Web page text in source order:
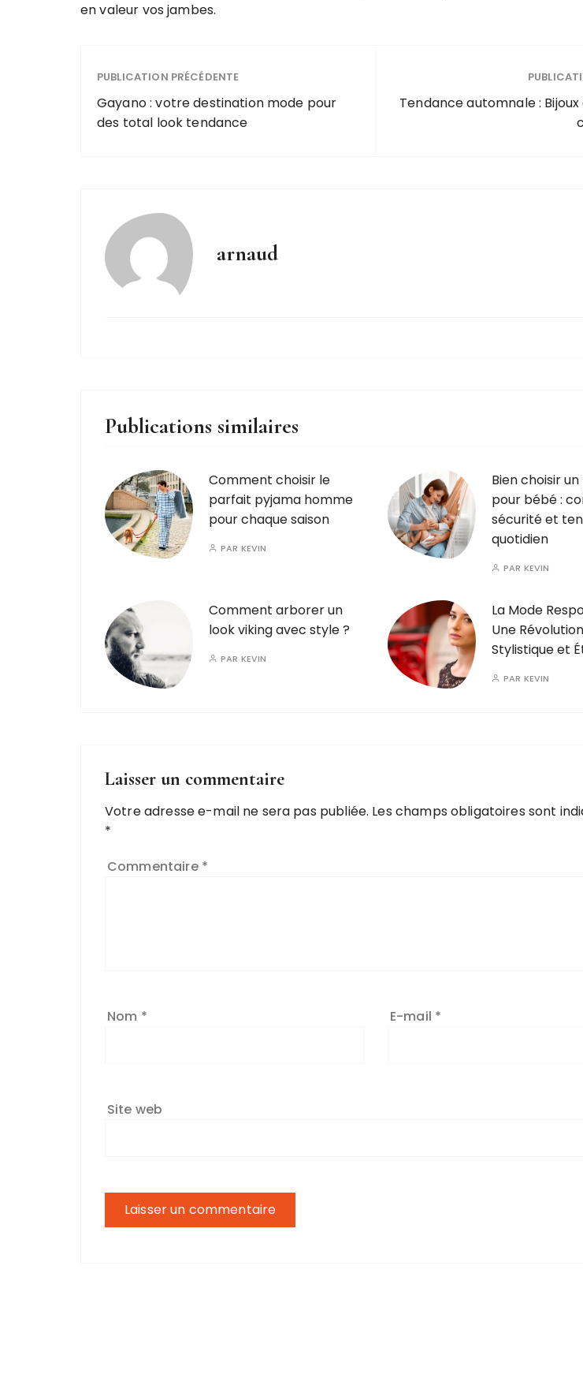
en valeur vos jambes.
PUBLICATION PRÉCÉDENTE
Gayano : votre destination mode pour
des total look tendance
Tendance automnale :
arnaud
Publications similaires
Comment choisir le
parfait pyjama homme
pour chaque saison
PAR KEVIN
Bien choisir
pour bébé :
sécurité et
quotidien
PAR KEVIN
Comment arborer un
look viking avec style ?
PAR KEVIN
La Mode
Une Révolution
Stylistique et
PAR KEVIN
Laisser un commentaire
Votre adresse e-mail ne sera pas publiée. Les champs obligatoires sont
*
Commentaire *
Nom * E-mail *
Site web